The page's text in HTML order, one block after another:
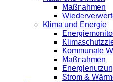
Maßnahmen
Klima und Energie
Kommunale
Maßnahmen
Strom &